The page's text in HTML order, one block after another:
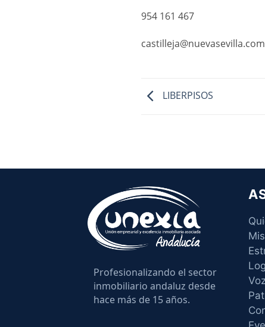
954 161 467
castilleja@nuevasevilla.com
LIBERPISOS
Profesionalizando el sector
inmobiliario andaluz desde
hace más de 15 años.